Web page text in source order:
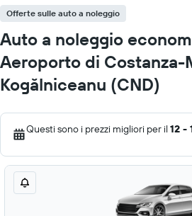
Offerte sulle auto a noleggio
Auto a noleggio
Aeroporto di Costanza-
Kogălniceanu (CND)
Questi sono i prezzi migliori per il 12 -